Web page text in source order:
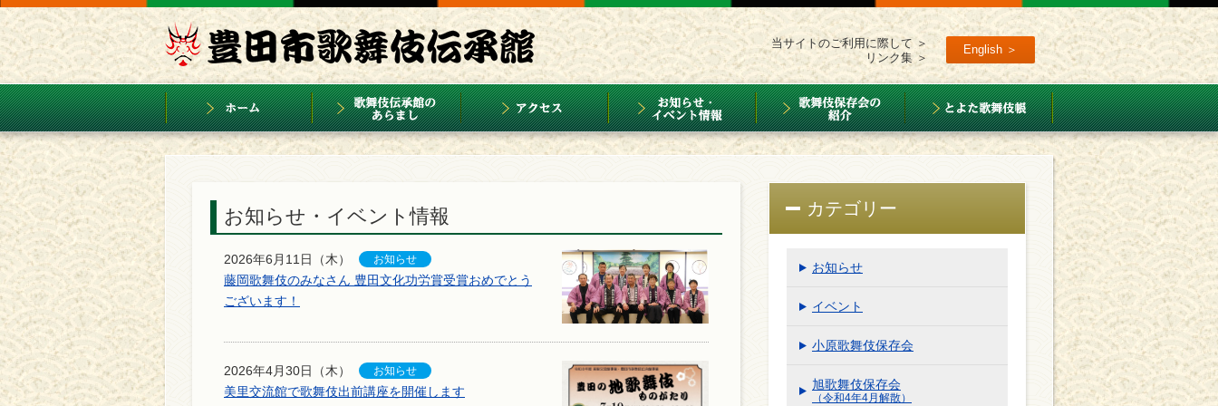
English ＞
当サイトのご利用に際して ＞
リンク集 ＞
お知らせ・イベント情報
2026年6月11日（木）
藤岡歌舞伎のみなさん 豊田文化功労賞受賞おめでとう
ございます！
2026年4月30日（木）
美里交流館で歌舞伎出前講座を開催します
カテゴリー
お知らせ
イベント
小原歌舞伎保存会
旭歌舞伎保存会
（令和4年4月解散）